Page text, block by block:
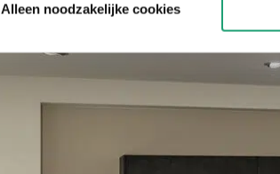
Alleen noodzakelijke cookies